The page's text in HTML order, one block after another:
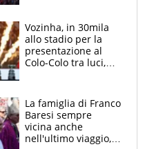
Vozinha, in 30mila
allo stadio per la
presentazione al
Colo-Colo tra luci,
La famiglia di Franco
Baresi sempre
vicina anche
nell'ultimo viaggio,